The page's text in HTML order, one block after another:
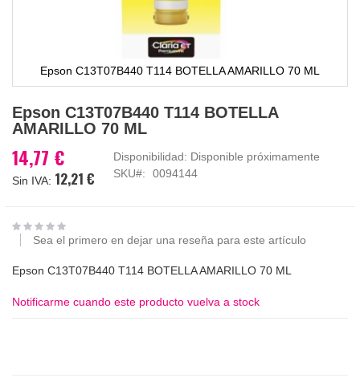
Epson C13T07B440 T114 BOTELLA AMARILLO 70 ML
al
comienzo
la
galería
Epson C13T07B440 T114 BOTELLA
AMARILLO 70 ML
14,77 €
12,21 €
Disponibilidad: Disponible próximamente
SKU
0094144
Sea el primero en dejar una reseña para este artículo
Epson C13T07B440 T114 BOTELLA AMARILLO 70 ML
Notificarme cuando este producto vuelva a stock